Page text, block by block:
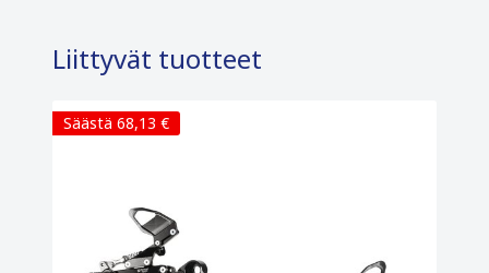
Liittyvät tuotteet
Säästä 68,13 €